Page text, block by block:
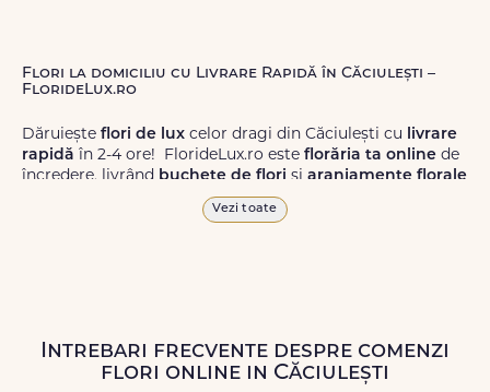
Flori la domiciliu cu Livrare Rapidă în Căciulești –
FlorideLux.ro
Dăruiește flori de lux celor dragi din Căciulești cu livrare
rapidă în 2-4 ore! FlorideLux.ro este florăria ta online de
încredere, livrând buchete de flori și aranjamente florale
de calitate superioară în Căciulești și în toată România.
Livrăm buchete de florichiar și în weekend, pentru ca tu
să poți adresa un gest frumos atunci când ai nevoie.
Vezi toate
Intrebari frecvente despre comenzi
flori online in Căciulești